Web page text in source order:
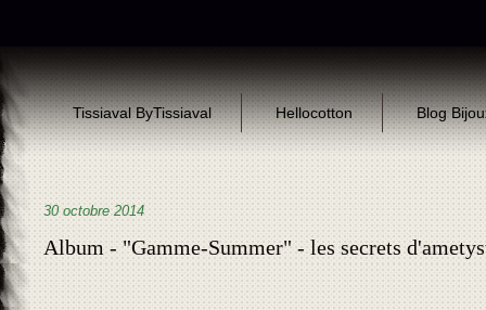
Tissiaval ByTissiaval Hellocotton Blog
30 octobre 2014
Album - "Gamme-Summer" - les secrets